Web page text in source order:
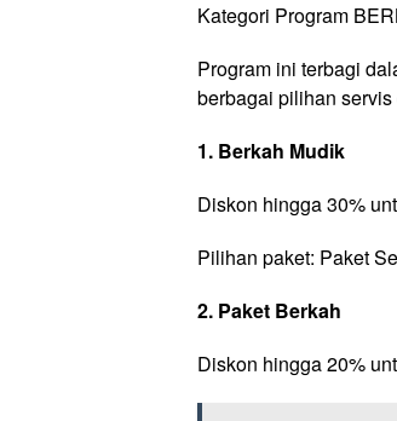
Kategori Program
Program ini terbagi
berbagai pilihan
1. Berkah Mudik
Diskon hingga 30%
Pilihan paket: Paket
2. Paket Berkah
Diskon hingga 20%